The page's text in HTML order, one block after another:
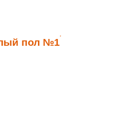
пол №1
*